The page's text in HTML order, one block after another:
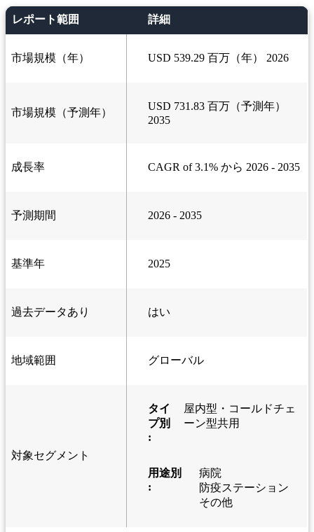
レポート範囲 詳細
市場規模（年） USD 539.29 百万（年） 2026
市場規模（予測年）
USD 731.83 百万（予測年）
2035
成長率 CAGR of 3.1% から 2026 - 2035
予測期間 2026 - 2035
基準年 2025
過去データあり はい
地域範囲 グローバル
対象セグメント
タイ
プ別
:
屋内型・コールドチェ
ーン型共用
用途別
:
病院
防疫ステーション
その他